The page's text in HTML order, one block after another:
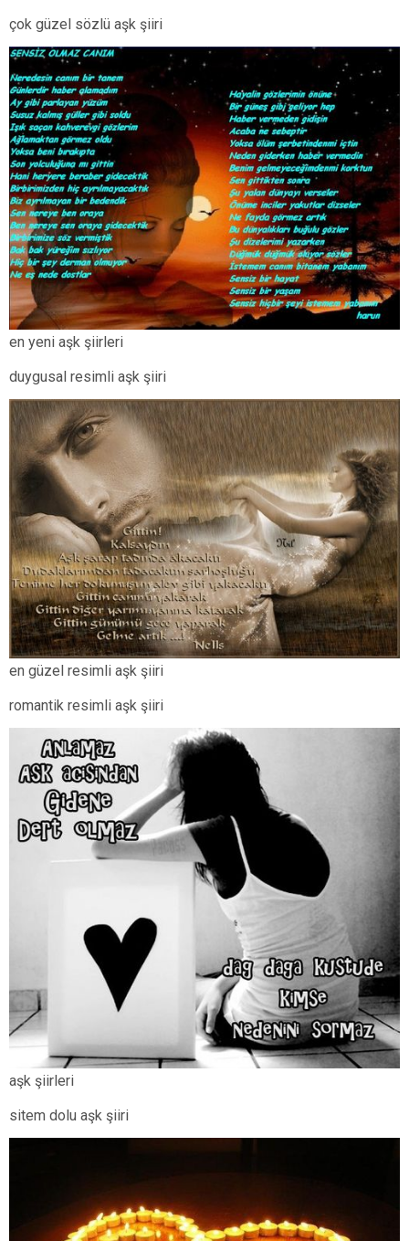
çok güzel sözlü aşk şiiri
en yeni aşk şiirleri
duygusal resimli aşk şiiri
en güzel resimli aşk şiiri
romantik resimli aşk şiiri
aşk şiirleri
sitem dolu aşk şiiri